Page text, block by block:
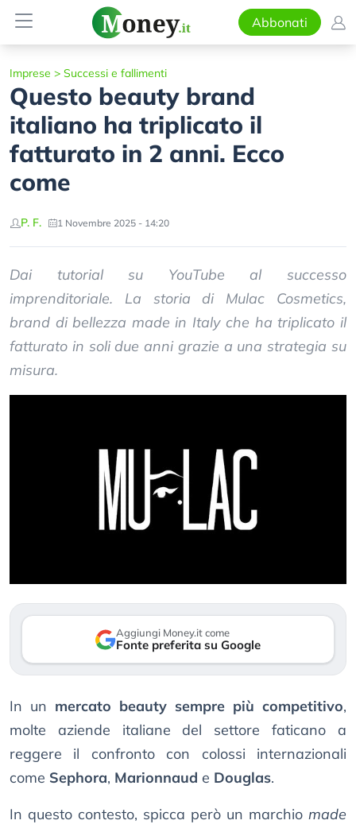
Abbonati
Imprese > Successi e fallimenti
Questo beauty brand
italiano ha triplicato il
fatturato in 2 anni. Ecco
come
P. F. 1 Novembre 2025 - 14:20
Dai tutorial su YouTube al successo
imprenditoriale. La storia di Mulac Cosmetics,
brand di bellezza made in Italy che ha triplicato il
fatturato in soli due anni grazie a una strategia su
misura.
Aggiungi Money.it come
Fonte preferita su Google
In un mercato beauty sempre più competitivo,
molte aziende italiane del settore faticano a
reggere il confronto con colossi internazionali
come Sephora, Marionnaud e Douglas.
In questo contesto, spicca però un marchio made